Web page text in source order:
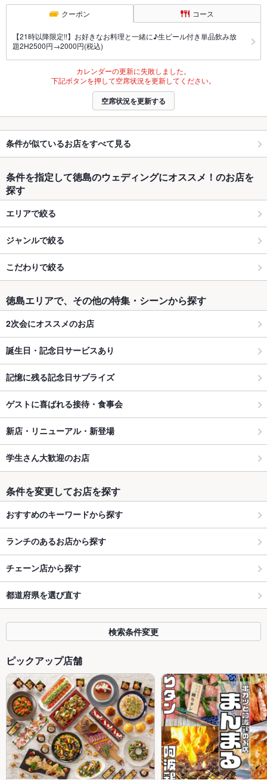
クーポン コース
【21時以降限定!!】お好きなお料理と一緒に♪生ビール付き単品飲み放
題2H2500円→2000円(税込)
カレンダーの更新に失敗しました。
下記ボタンを押して空席状況を更新してください。
空席状況を更新する
条件が似ているお店をすべて見る
条件を指定して徳島のウェディングにオススメ！のお店を
探す
エリアで絞る
ジャンルで絞る
こだわりで絞る
徳島エリアで、その他の特集・シーンから探す
2次会にオススメのお店
誕生日・記念日サービスあり
記憶に残る記念日サプライズ
ゲストに喜ばれる接待・食事会
新店・リニューアル・新登場
学生さん大歓迎のお店
条件を変更してお店を探す
おすすめのキーワードから探す
ランチのあるお店から探す
チェーン店から探す
都道府県を選び直す
検索条件変更
ピックアップ店舗